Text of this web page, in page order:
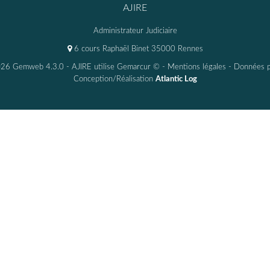
AJIRE
Administrateur Judiciaire
6 cours Raphaël Binet 35000 Rennes
Gemweb 4.3.0 - AJIRE utilise Gemarcur © - Mentions légales - Données
Conception/Réalisation Atlantic Log